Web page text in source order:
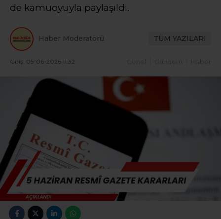
de kamuoyuyla paylaşıldı.
Haber Moderatörü TÜM YAZILARI
Giriş: 05-06-2026 11:32 Gündem Haber